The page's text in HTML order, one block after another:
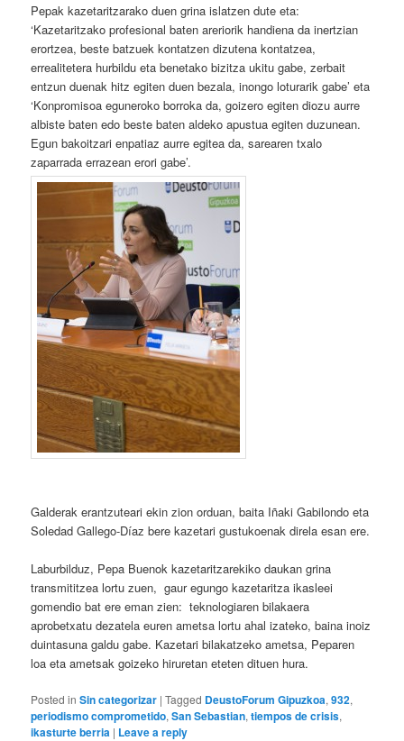
Pepak kazetaritzarako duen grina islatzen dute eta:
‘Kazetaritzako profesional baten areriorik handiena da inertzian
erortzea, beste batzuek kontatzen dizutena kontatzea,
errealitetera hurbildu eta benetako bizitza ukitu gabe, zerbait
entzun duenak hitz egiten duen bezala, inongo loturarik gabe’ eta
‘Konpromisoa eguneroko borroka da, goizero egiten diozu aurre
albiste baten edo beste baten aldeko apustua egiten duzunean.
Egun bakoitzari enpatiaz aurre egitea da, sarearen txalo
zaparrada errazean erori gabe’.
Galderak erantzuteari ekin zion orduan, baita Iñaki Gabilondo eta
Soledad Gallego-Díaz bere kazetari gustukoenak direla esan ere.
Laburbilduz, Pepa Buenok kazetaritzarekiko daukan grina
transmititzea lortu zuen, gaur egungo kazetaritza ikasleei
gomendio bat ere eman zien: teknologiaren bilakaera
aprobetxatu dezatela euren ametsa lortu ahal izateko, baina inoiz
duintasuna galdu gabe. Kazetari bilakatzeko ametsa, Peparen
loa eta ametsak goizeko hiruretan eteten dituen hura.
Posted in Sin categorizar |Tagged DeustoForum Gipuzkoa,932,
periodismo comprometido,San Sebastian,tiempos de crisis,
ikasturte berria | Leave a reply